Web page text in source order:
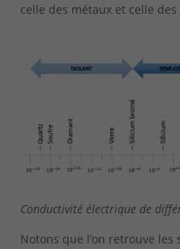
celle des métaux et celle
Conductivité électrique de
Notons que l’on retrouve